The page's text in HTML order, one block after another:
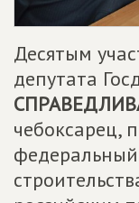
Десятым
депутата
чебоксарец,